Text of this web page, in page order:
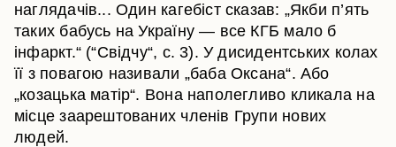
наглядачів... Один кагебіст сказав: „Якби п’ять
таких бабусь на Україну — все КГБ мало б
інфаркт.“ (“Свідчу“, с. 3). У дисидентських колах
її з повагою називали „баба Оксана“. Або
„козацька матір“. Вона наполегливо кликала на
місце заарештованих членів Групи нових
людей.